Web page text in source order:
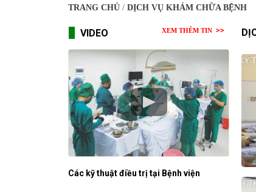
VIDEO XEM THÊM TIN
Các kỹ thuật điều trị tại Bệnh viện
TRANG CHỦ / DỊCH VỤ KHÁM CHỮA BỆNH